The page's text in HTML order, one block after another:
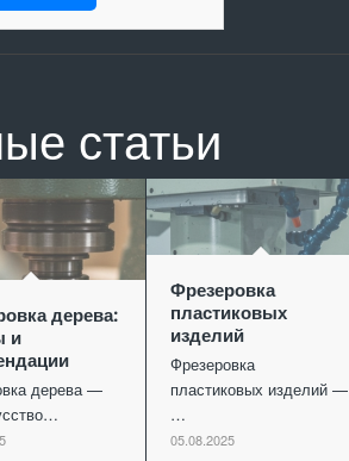
статьи
дерева:
и
дерева —
Фрезеровка
пластиковых
изделий
Фрезеровка
пластиковых изделий —
…
05.08.2025